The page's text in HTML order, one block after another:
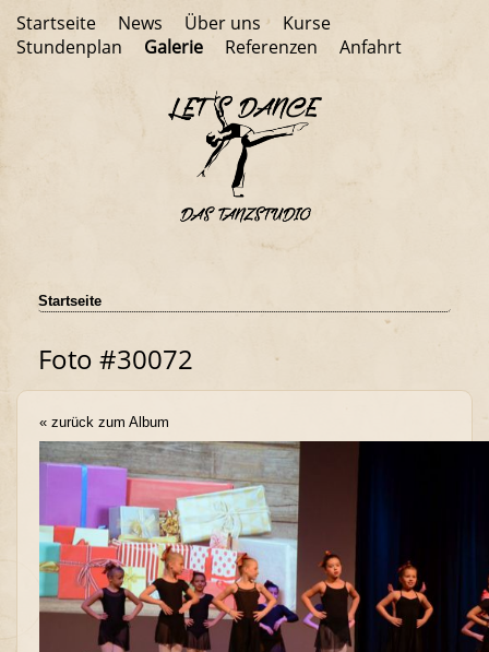
Startseite News Über uns
Kurse
Stundenplan
Galerie Referenzen Anfahrt
Startseite
Foto #30072
« zurück zum Album